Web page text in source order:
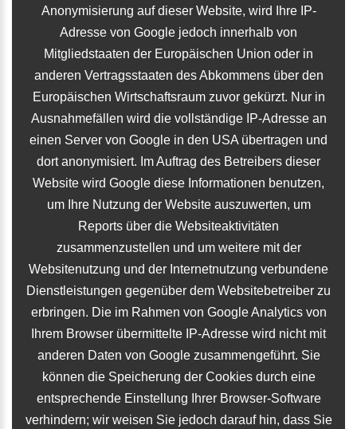
Anonymisierung auf dieser Website, wird Ihre IP-
Adresse von Google jedoch innerhalb von
Mitgliedstaaten der Europäischen Union oder in
anderen Vertragsstaaten des Abkommens über den
Europäischen Wirtschaftsraum zuvor gekürzt. Nur in
Ausnahmefällen wird die vollständige IP-Adresse an
einen Server von Google in den USA übertragen und
dort anonymisiert. Im Auftrag des Betreibers dieser
Website wird Google diese Informationen benutzen,
um Ihre Nutzung der Website auszuwerten, um
Reports über die Websiteaktivitäten
zusammenzustellen und um weitere mit der
Websitenutzung und der Internetnutzung verbundene
Dienstleistungen gegenüber dem Websitebetreiber zu
erbringen. Die im Rahmen von Google Analytics von
Ihrem Browser übermittelte IP-Adresse wird nicht mit
anderen Daten von Google zusammengeführt. Sie
können die Speicherung der Cookies durch eine
entsprechende Einstellung Ihrer Browser-Software
verhindern; wir weisen Sie jedoch darauf hin, dass Sie